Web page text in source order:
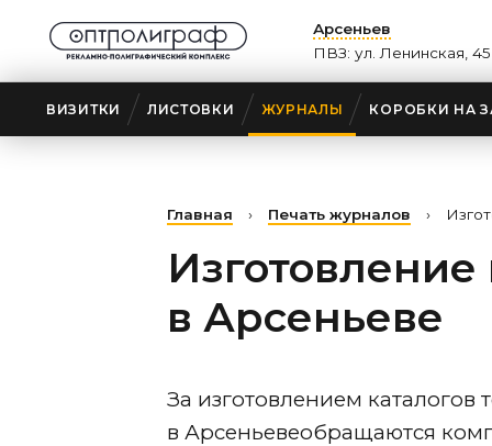
Арсеньев
ПВЗ: ул. Ленинская, 45
ВИЗИТКИ ЛИСТОВКИ ЖУРНАЛЫ КОРОБКИ НА
Главная › Печать журналов ›
Изготовление
в Арсеньеве
За изготовлением каталогов
в Арсеньевеобращаются